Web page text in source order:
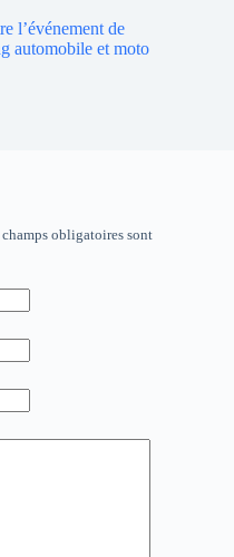
l’événement de
automobile et moto
champs obligatoires sont